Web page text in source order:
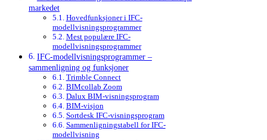
markedet
Hovedfunksjoner i IFC-
modellvisningsprogrammer
Mest populære IFC-
modellvisningsprogrammer
IFC-modellvisningsprogrammer –
sammenligning og funksjoner
Trimble Connect
BIMcollab Zoom
Dalux BIM-visningsprogram
BIM-visjon
Sortdesk IFC-visningsprogram
Sammenligningstabell for IFC-
modellvisning